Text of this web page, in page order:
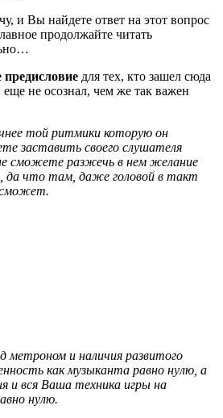
и Вы найдете ответ на этот вопрос
продолжайте читать
для тех, кто зашел сюда
не осознал, чем же так важен
той ритмики которую он
заставить своего слушателя
сможете разжечь в нем желание
да что там, даже головой в такт
сможет.
метроном и наличия развитого
как музыканта равно нулю, а
и вся Ваша техника игры на
нулю.